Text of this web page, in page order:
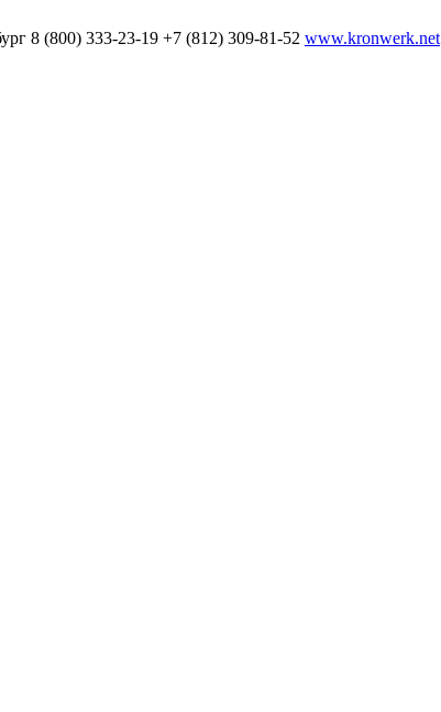
8 (800) 333-23-19 +7 (812) 309-81-52 www.kronwerk.net